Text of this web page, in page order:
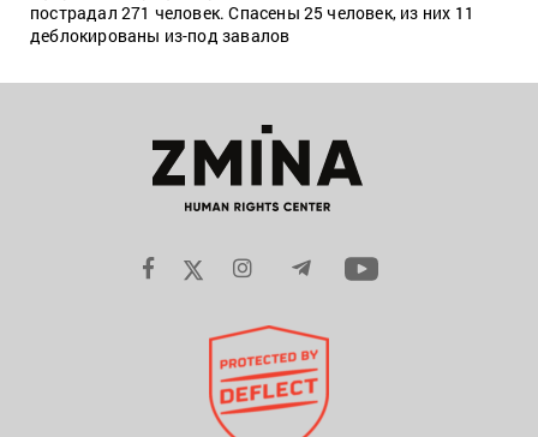
пострадал 271 человек. Спасены 25 человек, из них 11
деблокированы из-под завалов